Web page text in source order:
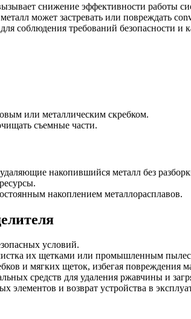
снижение эффективности работы
может застревать или повреждать
соблюдения требований безопасности и
или металлическим скребком.
съемные части.
накопившийся металл без
накоплением металлорасплавов.
условий.
их щетками или промышленным
и мягких щеток, избегая повреждения
средств для удаления ржавчины и
элементов и возврат устройства в